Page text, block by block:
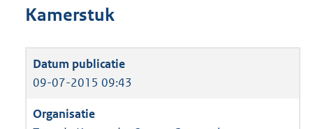
Kamerstuk
09-07-2015 09:43